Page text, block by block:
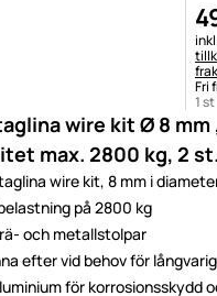
wire kit Ø 8 mm
max. 2800 kg, 2 st.
wire kit, 8 mm i
på 2800 kg
och metallstolpar
efter vid behov för
för korrosionsskydd
Fri
1